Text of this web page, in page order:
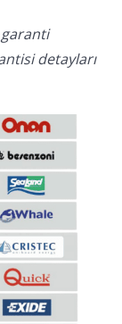
detayları